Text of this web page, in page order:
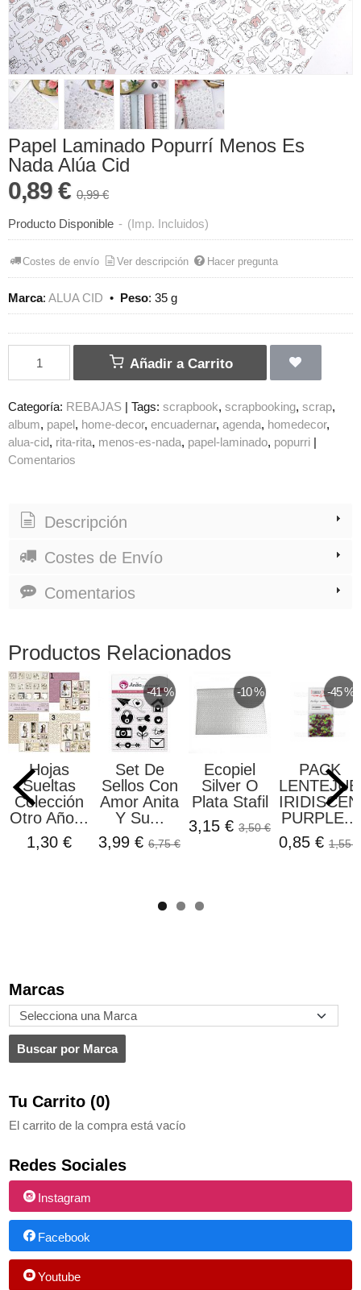
Marcas
Tu Carrito (0)
El carrito de la compra está vacío
Redes Sociales
Instagram
Facebook
Youtube
Papel Laminado Popurrí Menos Es
Nada Alúa Cid
0,89 € 0,99 €
Producto Disponible - (Imp. Incluidos)
Costes de envío Ver descripción Hacer pregunta
Marca: ALUA CID • Peso: 35 g
Añadir a Carrito
Categoría: REBAJAS | Tags: scrapbook scrapbooking scrap
album papel home-decor encuadernar agenda homedecor
alua-cid rita-rita menos-es-nada papel-laminado popurri |
Comentarios
Descripción
Costes de Envío
Comentarios
Productos Relacionados
Hojas
Sueltas
Colección
Otro Año...
1,30 €
-41 %
Set De
Sellos Con
Amor Anita
Y Su...
3,99 € 6,75 €
-10 %
Ecopiel
Silver O
Plata Stafil
3,15 € 3,50 €
-45 %
PACK
PURPLE...
0,85 € 1,55 €